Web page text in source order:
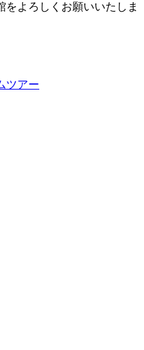
をよろしくお願いいたしま
ツアー